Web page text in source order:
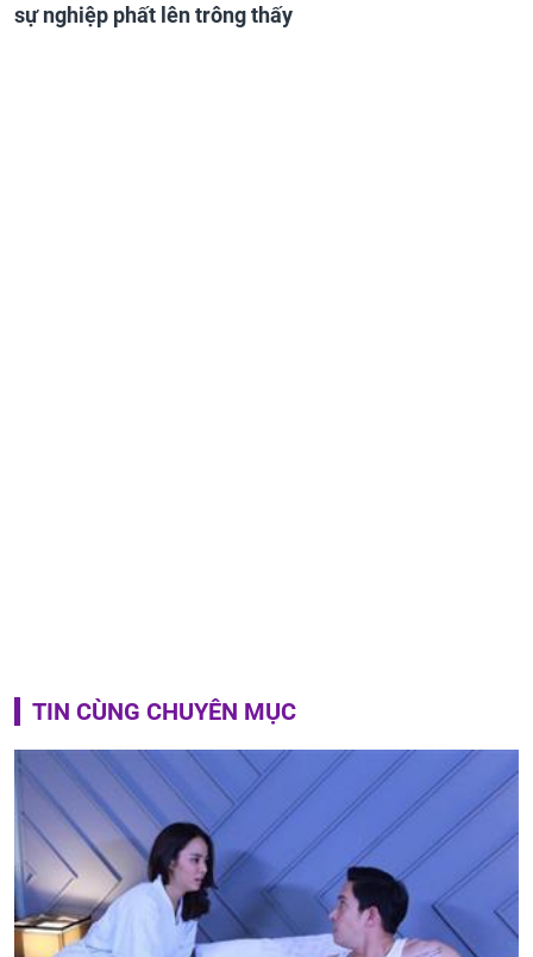
sự nghiệp phất lên trông thấy
TIN CÙNG CHUYÊN MỤC